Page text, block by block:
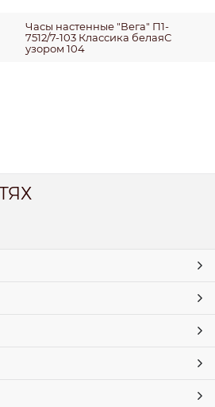
Часы настенные "Вега" П1-
7512/7-103 Классика белаяС
узором 104